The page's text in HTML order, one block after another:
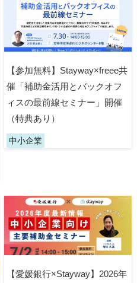
【参加無料】Stayway×freee共
催「補助金活用とバックオフ
ィスの最前線セミナー」開催
（特典あり）
中小企業
【愛媛銀行×Stayway】2026年